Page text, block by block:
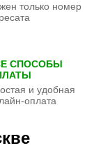
только номер
СПОСОБЫ
и удобная
оплата